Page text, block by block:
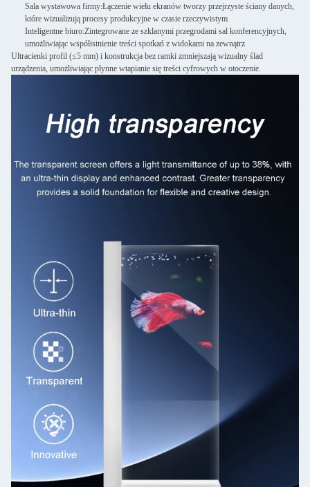
Sala wystawowa firmy:Łączenie wielu ekranów tworzy przejrzyste ściany danych,
które wizualizują procesy produkcyjne w czasie rzeczywistym
Inteligentne biuro:Zintegrowane ze szklanymi przegrodami sal konferencyjnych,
umożliwiając współistnienie treści spotkań z widokami na zewnątrz
Ultracienki profil (≤5 mm) i konstrukcja bez ramki zmniejszają wizualny ślad
urządzenia, umożliwiając płynne wtapianie się treści cyfrowych w otoczenie.